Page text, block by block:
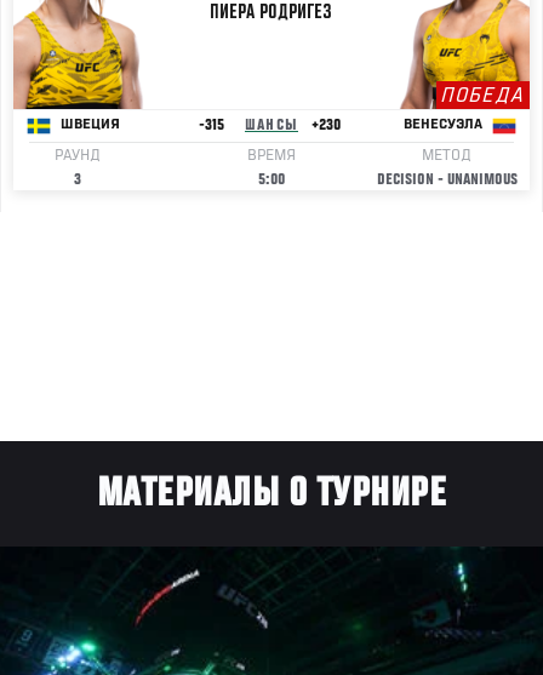
ПИЕРА РОДРИГЕЗ
ПОБЕДА
ШВЕЦИЯ -315 ШАНСЫ +230 ВЕНЕСУЭЛА
РАУНД
3
ВРЕМЯ
5:00
МЕТОД
DECISION - UNANIMOUS
МАТЕРИАЛЫ О ТУРНИРЕ